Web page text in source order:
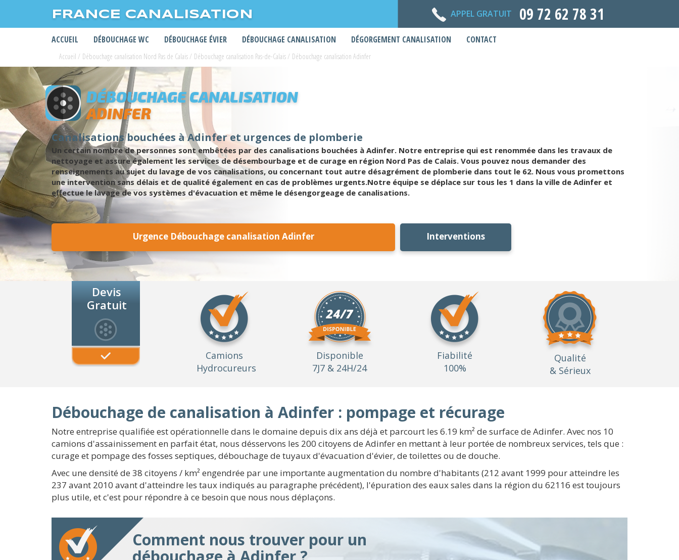
FRANCE CANALISATION APPEL GRATUIT 09 72 62 78 31
ACCUEIL DÉBOUCHAGE WC DÉBOUCHAGE ÉVIER DÉBOUCHAGE CANALISATION DÉGORGEMENT CANALISATION CONTACT
Accueil / Débouchage canalisation Nord Pas de Calais/ Débouchage canalisation Pas-de-Calais/ Débouchage canalisation Adinfer
DÉBOUCHAGE CANALISATION
ADINFER
Canalisations bouchées à Adinfer et urgences de plomberie
Un certain nombre de personnes sont embêtées par des canalisations bouchées à Adinfer. Notre entreprise qui est renommée dans les travaux de
nettoyage et assure également les services de désembourbage et de curage en région Nord Pas de Calais. Vous pouvez nous demander des
renseignements au sujet du lavage de vos canalisations, ou concernant tout autre désagrément de plomberie dans tout le 62. Nous vous promettons
une intervention sans délais et de qualité également en cas de problèmes urgents.Notre équipe se déplace sur tous les 1 dans la ville de Adinfer et
effectue le lavage de vos systèmes d'évacuation et même le désengorgeage de canalisations.
Urgence Débouchage canalisation Adinfer Interventions
Devis
Gratuit
Camions
Hydrocureurs
Disponible
7J7 & 24H/24
Fiabilité
100%
Qualité
& Sérieux
Débouchage de canalisation à Adinfer : pompage et récurage
Notre entreprise qualifiée est opérationnelle dans le domaine depuis dix ans déjà et parcourt les 6.19 km² de surface de Adinfer. Avec nos 10
camions d'assainissement en parfait état, nous désservons les 200 citoyens de Adinfer en mettant à leur portée de nombreux services, tels que :
curage et pompage des fosses septiques, débouchage de tuyaux d'évacuation d'évier, de toilettes ou de douche.
Avec une densité de 38 citoyens / km² engendrée par une importante augmentation du nombre d'habitants (212 avant 1999 pour atteindre les
237 avant 2010 avant d'atteindre les taux indiqués au paragraphe précédent), l'épuration des eaux sales dans la région du 62116 est toujours
plus utile, et c'est pour répondre à ce besoin que nous nous déplaçons.
Comment nous trouver pour un